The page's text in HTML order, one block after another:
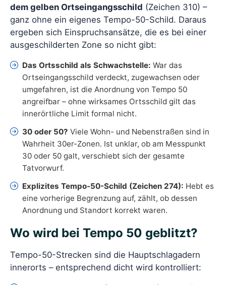
dem gelben Ortseingangsschild (Zeichen 310) –
ganz ohne ein eigenes Tempo-50-Schild. Daraus
ergeben sich Einspruchsansätze, die es bei einer
ausgeschilderten Zone so nicht gibt:
Das Ortsschild als Schwachstelle: War das
Ortseingangsschild verdeckt, zugewachsen oder
umgefahren, ist die Anordnung von Tempo 50
angreifbar – ohne wirksames Ortsschild gilt das
innerörtliche Limit formal nicht.
30 oder 50? Viele Wohn- und Nebenstraßen sind in
Wahrheit 30er-Zonen. Ist unklar, ob am Messpunkt
30 oder 50 galt, verschiebt sich der gesamte
Tatvorwurf.
Explizites Tempo-50-Schild (Zeichen 274): Hebt es
eine vorherige Begrenzung auf, zählt, ob dessen
Anordnung und Standort korrekt waren.
Wo wird bei Tempo 50 geblitzt?
Tempo-50-Strecken sind die Hauptschlagadern
innerorts – entsprechend dicht wird kontrolliert: